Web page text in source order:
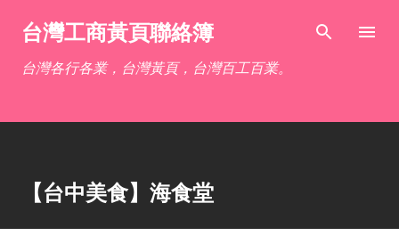
跳到主要內容
台灣工商黃頁聯絡簿
台灣各行各業，台灣黃頁，台灣百工百業。
【台中美食】海食堂